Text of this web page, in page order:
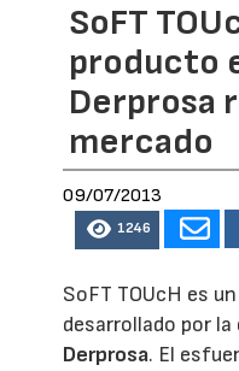
SoFT
producto
Derprosa
mercado
09/07/2013
1246
SoFT TOUcH es
desarrollado por
Derprosa. El